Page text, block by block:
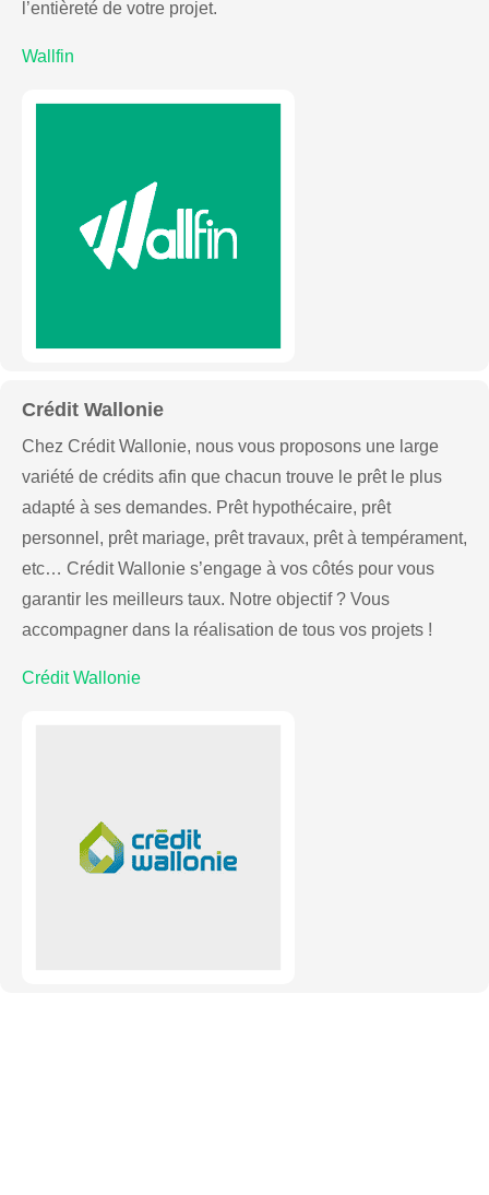
l’entièreté de votre projet.
Wallfin
Crédit Wallonie
Chez Crédit Wallonie, nous vous proposons une large
variété de crédits afin que chacun trouve le prêt le plus
adapté à ses demandes. Prêt hypothécaire, prêt
personnel, prêt mariage, prêt travaux, prêt à tempérament,
etc… Crédit Wallonie s’engage à vos côtés pour vous
garantir les meilleurs taux. Notre objectif ? Vous
accompagner dans la réalisation de tous vos projets !
Crédit Wallonie